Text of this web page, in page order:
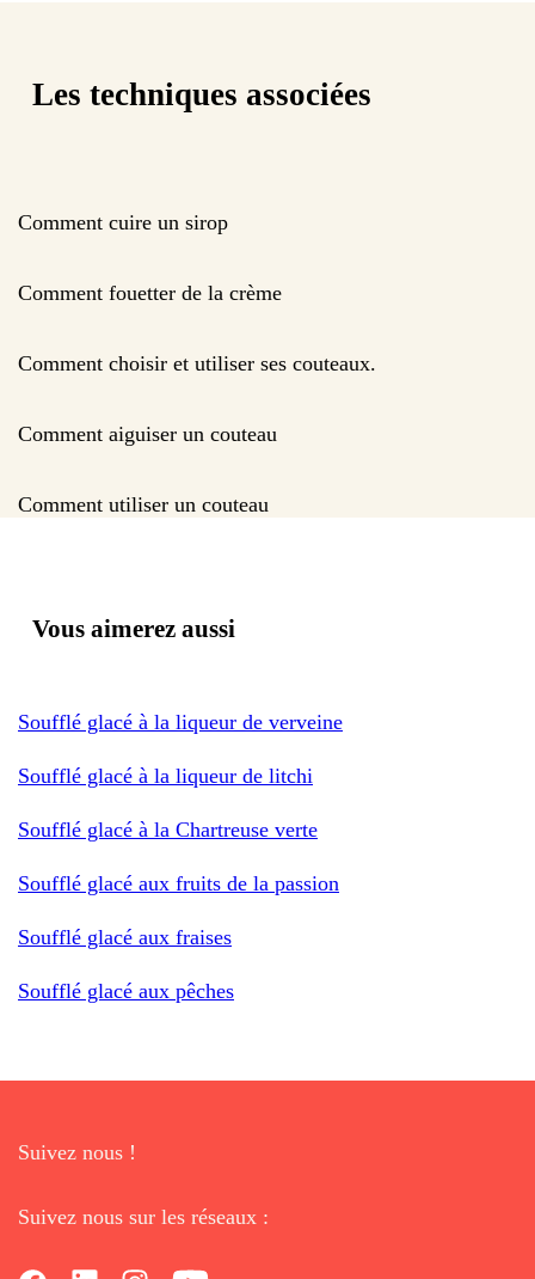
Les techniques associées
Comment cuire un sirop
Comment fouetter de la crème
Comment choisir et utiliser ses couteaux.
Comment aiguiser un couteau
Comment utiliser un couteau
Vous aimerez aussi
Soufflé glacé à la liqueur de verveine
Soufflé glacé à la liqueur de litchi
Soufflé glacé à la Chartreuse verte
Soufflé glacé aux fruits de la passion
Soufflé glacé aux fraises
Soufflé glacé aux pêches
Suivez nous !
Suivez nous sur les réseaux :